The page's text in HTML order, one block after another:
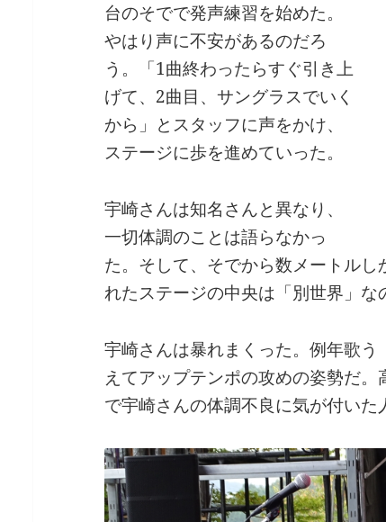
台のそでで発声練習を始めた。
やはり声に不安があるのだろ
う。「1曲終わったらすぐ引き上
げて、2曲目、サングラスでいく
から」とスタッフに声をかけ、
ステージに歩を進めていった。
宇崎さんは知名さんと異なり、
一切体調のことは語らなかっ
た。そして、そでから数メートル
れたステージの中央は「別世界」な
宇崎さんは暴れまくった。例年歌
えてアップテンポの攻めの姿勢だ
で宇崎さんの体調不良に気が付いた